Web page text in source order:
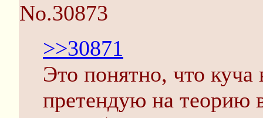
No.30873
>>30871
Это понятно, что куча
претендую на теорию